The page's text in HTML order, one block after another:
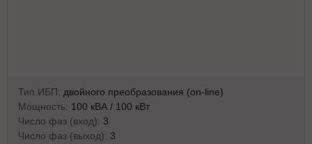
Тип ИБП: двойного преобразования (on-line)
Мощность: 100 кВА / 100 кВт
Число фаз (вход): 3
Число фаз (выход): 3